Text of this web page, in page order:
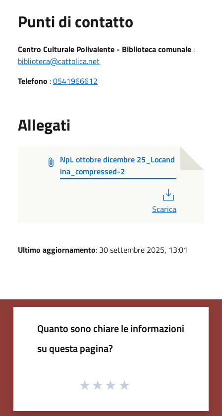
Punti di contatto
Centro Culturale Polivalente - Biblioteca comunale :
biblioteca@cattolica.net
Telefono :0541966612
Allegati
NpL ottobre dicembre 25_Locand
ina_compressed-2
Scarica
Ultimo aggiornamento: 30 settembre 2025, 13:01
Quanto sono chiare le informazioni
su questa pagina?